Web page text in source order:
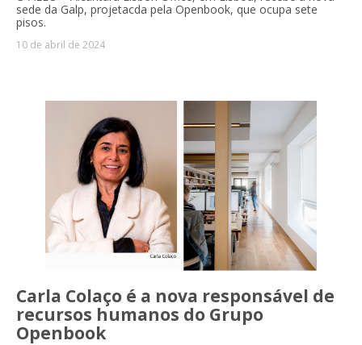
sede da Galp, projetacda pela Openbook, que ocupa sete
pisos.
10 de abril de 2024
Carla Colaço é a nova responsável de
recursos humanos do Grupo
Openbook